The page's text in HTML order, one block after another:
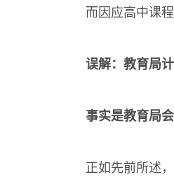
而因应高中课
误解：教育局
事实是教育局
正如先前所述